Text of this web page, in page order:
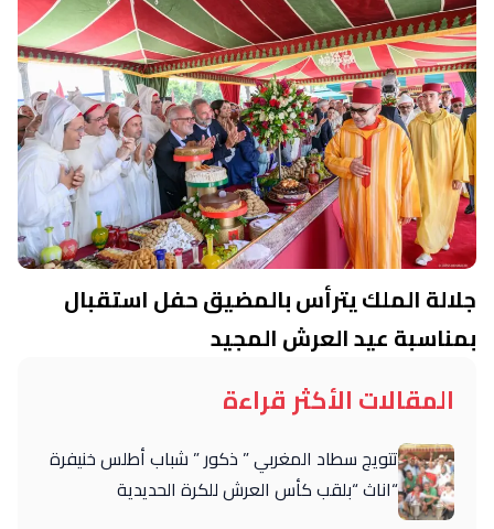
جلالة الملك يترأس بالمضيق حفل استقبال
بمناسبة عيد العرش المجيد
المقالات الأكثر قراءة
تتويج سطاد المغربي ” ذكور ” شباب أطلس خنيفرة
“اناث “بلقب كأس العرش للكرة الحديدية